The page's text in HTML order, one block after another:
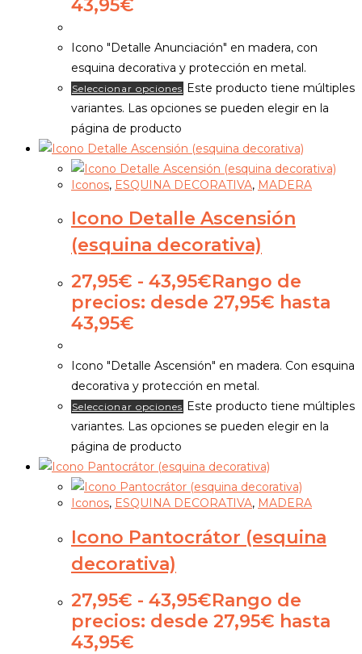
43,95€
Icono "Detalle Anunciación" en madera, con
esquina decorativa y protección en metal.
Seleccionar opciones Este producto tiene múltiples
variantes. Las opciones se pueden elegir en la
página de producto
Iconos, ESQUINA DECORATIVA, MADERA
Icono Detalle Ascensión
(esquina decorativa)
27,95€ - 43,95€Rango de
precios: desde 27,95€ hasta
43,95€
Icono "Detalle Ascensión" en madera. Con esquina
decorativa y protección en metal.
Seleccionar opciones Este producto tiene múltiples
variantes. Las opciones se pueden elegir en la
página de producto
Iconos, ESQUINA DECORATIVA, MADERA
Icono Pantocrátor (esquina
decorativa)
27,95€ - 43,95€Rango de
precios: desde 27,95€ hasta
43,95€